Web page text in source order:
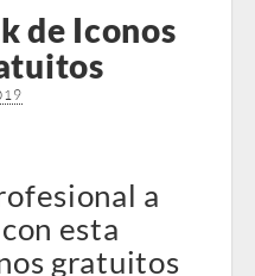
de Iconos
a
esta
gratuitos